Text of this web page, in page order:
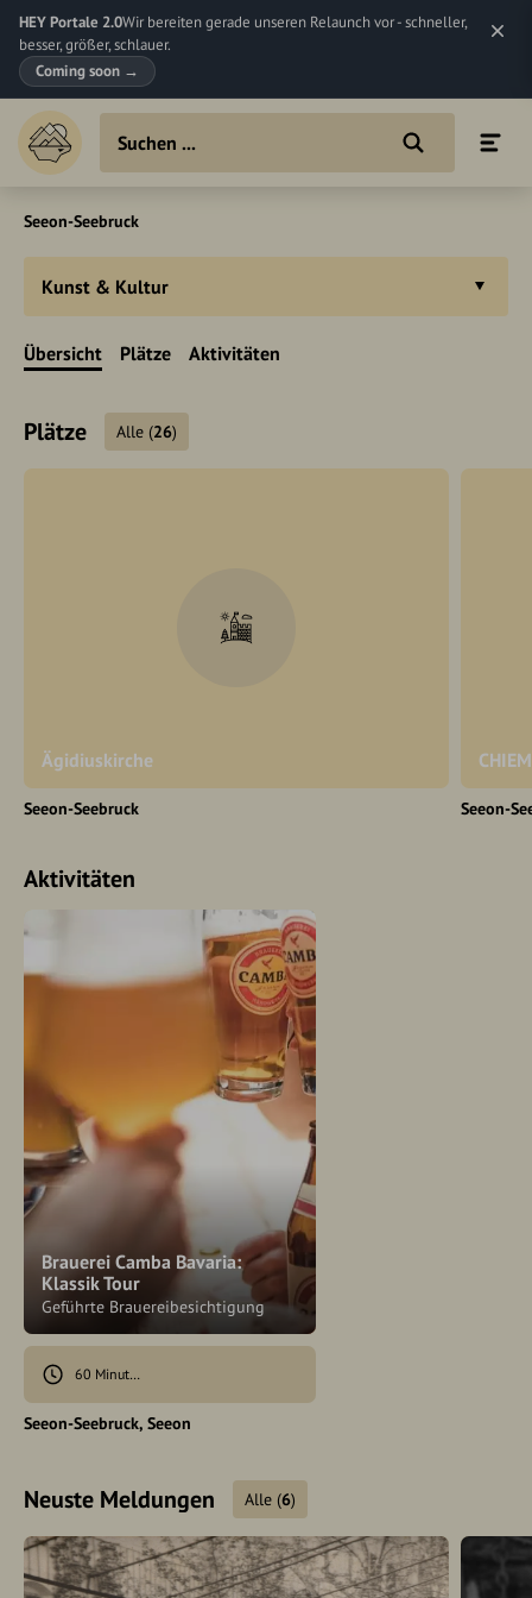
HEY Portale 2.0Wir bereiten gerade unseren Relaunch vor - schneller,
besser, größer, schlauer.
Coming soon →
Seeon-Seebruck
Kunst & Kultur
Übersicht Plätze Aktivitäten
Plätze Alle (26)
Ägidiuskirche
Seeon-Seebruck Seeon-
Aktivitäten
Brauerei Camba Bavaria:
Klassik Tour
Geführte Brauereibesichtigung
60 Minuten
Seeon-Seebruck Seeon
Neuste Meldungen Alle (6)